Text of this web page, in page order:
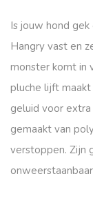
Is jouw hond
Hangry vast en
monster komt in
pluche lijft
geluid voor
gemaakt van
verstoppen. Zijn